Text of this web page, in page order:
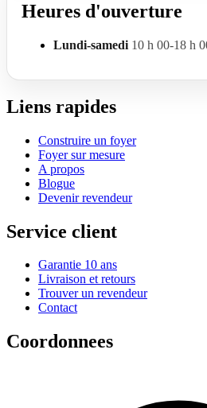
Heures d'ouverture
Lundi-samedi 10 h 00-18 h
Liens rapides
Construire un foyer
Foyer sur mesure
A propos
Blogue
Devenir revendeur
Service client
Garantie 10 ans
Livraison et retours
Trouver un revendeur
Contact
Coordonnees